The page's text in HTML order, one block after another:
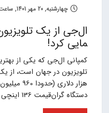
چهارشنبه, 20 مهر 1401, ساعت 10:10
مایی کرد!
کمپانی ال‌جی که یکی از
هزار
دستگاه گران‌قیمت 136 اینچی با نام